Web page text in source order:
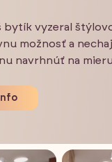
bytík vyzeral
možnosť a
navrhnúť na